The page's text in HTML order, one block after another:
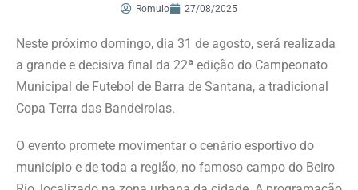
Romulo 27/08/2025
Neste próximo domingo, dia 31 de agosto, será realizada
a grande e decisiva final da 22ª edição do Campeonato
Municipal de Futebol de Barra de Santana, a tradicional
Copa Terra das Bandeirolas.
O evento promete movimentar o cenário esportivo do
município e de toda a região, no famoso campo do Beiro